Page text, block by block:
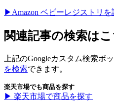
▶︎Amazon ベビーレジストリ
関連記事の検索は
上記のGoogleカスタム検索ボ
を検索できます。
楽天市場でも商品を探す
▶︎ 楽天市場で商品を探す